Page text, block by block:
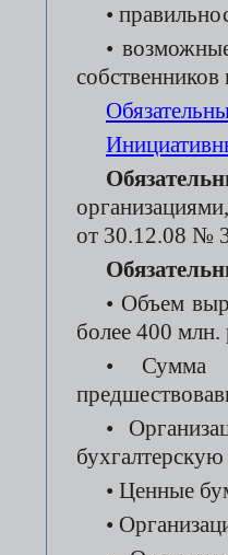
•
•
от 30.12.08 №
• Объем
более 400 млн.
• Сумма
•
• Ценные
•